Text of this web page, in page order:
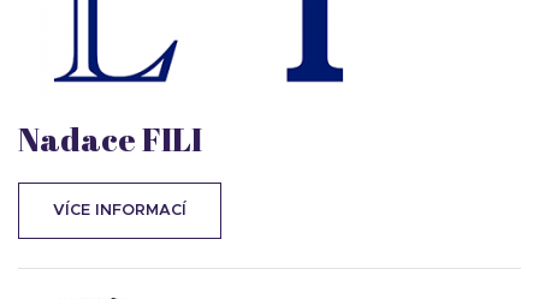
Nadace FILI
VÍCE INFORMACÍ